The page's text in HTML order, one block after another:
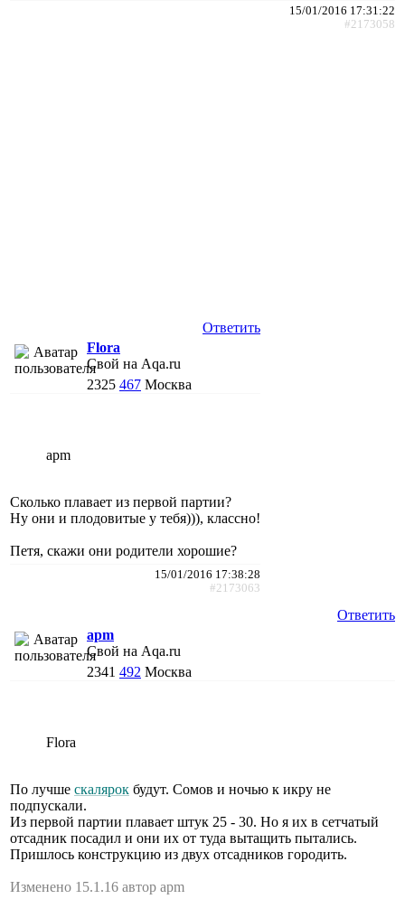
15/01/2016 17:31:22
#2173058
Ответить
Flora
Свой на Aqa.ru
2325 467 Москва
apm
Сколько плавает из первой партии?
Ну они и плодовитые у тебя))), классно!
Петя, скажи они родители хорошие?
15/01/2016 17:38:28
#2173063
Ответить
apm
Свой на Aqa.ru
2341 492 Москва
Flora
По лучше скалярок будут. Сомов и ночью к икру не
подпускали.
Из первой партии плавает штук 25 - 30. Но я их в сетчатый
отсадник посадил и они их от туда вытащить пытались.
Пришлось конструкцию из двух отсадников городить.
Изменено 15.1.16 автор apm